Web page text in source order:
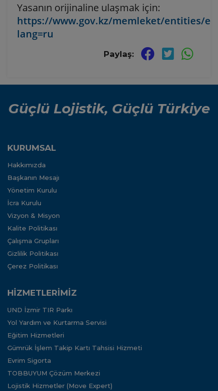
Yasanın orijinaline ulaşmak için:
https://www.gov.kz/memleket/entities/
lang=ru
Paylaş:
Güçlü Lojistik, Güçlü Türkiye
KURUMSAL
Hakkımızda
Başkanın Mesajı
Yönetim Kurulu
İcra Kurulu
Vizyon & Misyon
Kalite Politikası
Çalışma Grupları
Gizlilik Politikası
Çerez Politikası
HİZMETLERİMİZ
UND İzmir TIR Parkı
Yol Yardım ve Kurtarma Servisi
Eğitim Hizmetleri
Gümrük İşlem Takip Kartı Tahsisi Hizmeti
Evrim Sigorta
TOBBUYUM Çözüm Merkezi
Lojistik Hizmetler (Move Expert)